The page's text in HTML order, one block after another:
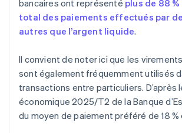
bancaires ont représenté plus de 88
total des paiements effectués par
autres que l’argent liquide.
Il convient de noter ici que les
sont également fréquemment utilisés
transactions entre particuliers. D’après
économique 2025/T2 de la Banque
du moyen de paiement préféré de 18